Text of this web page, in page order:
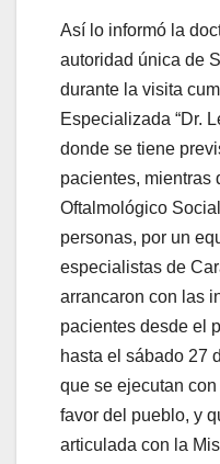
Así lo informó la
autoridad única de
durante la visita
Especializada “Dr.
donde se tiene
pacientes, mientras
Oftalmológico
personas, por un
especialistas de
arrancaron con las
pacientes desde el
hasta el sábado 27
que se ejecutan
favor del pueblo, y
articulada con la